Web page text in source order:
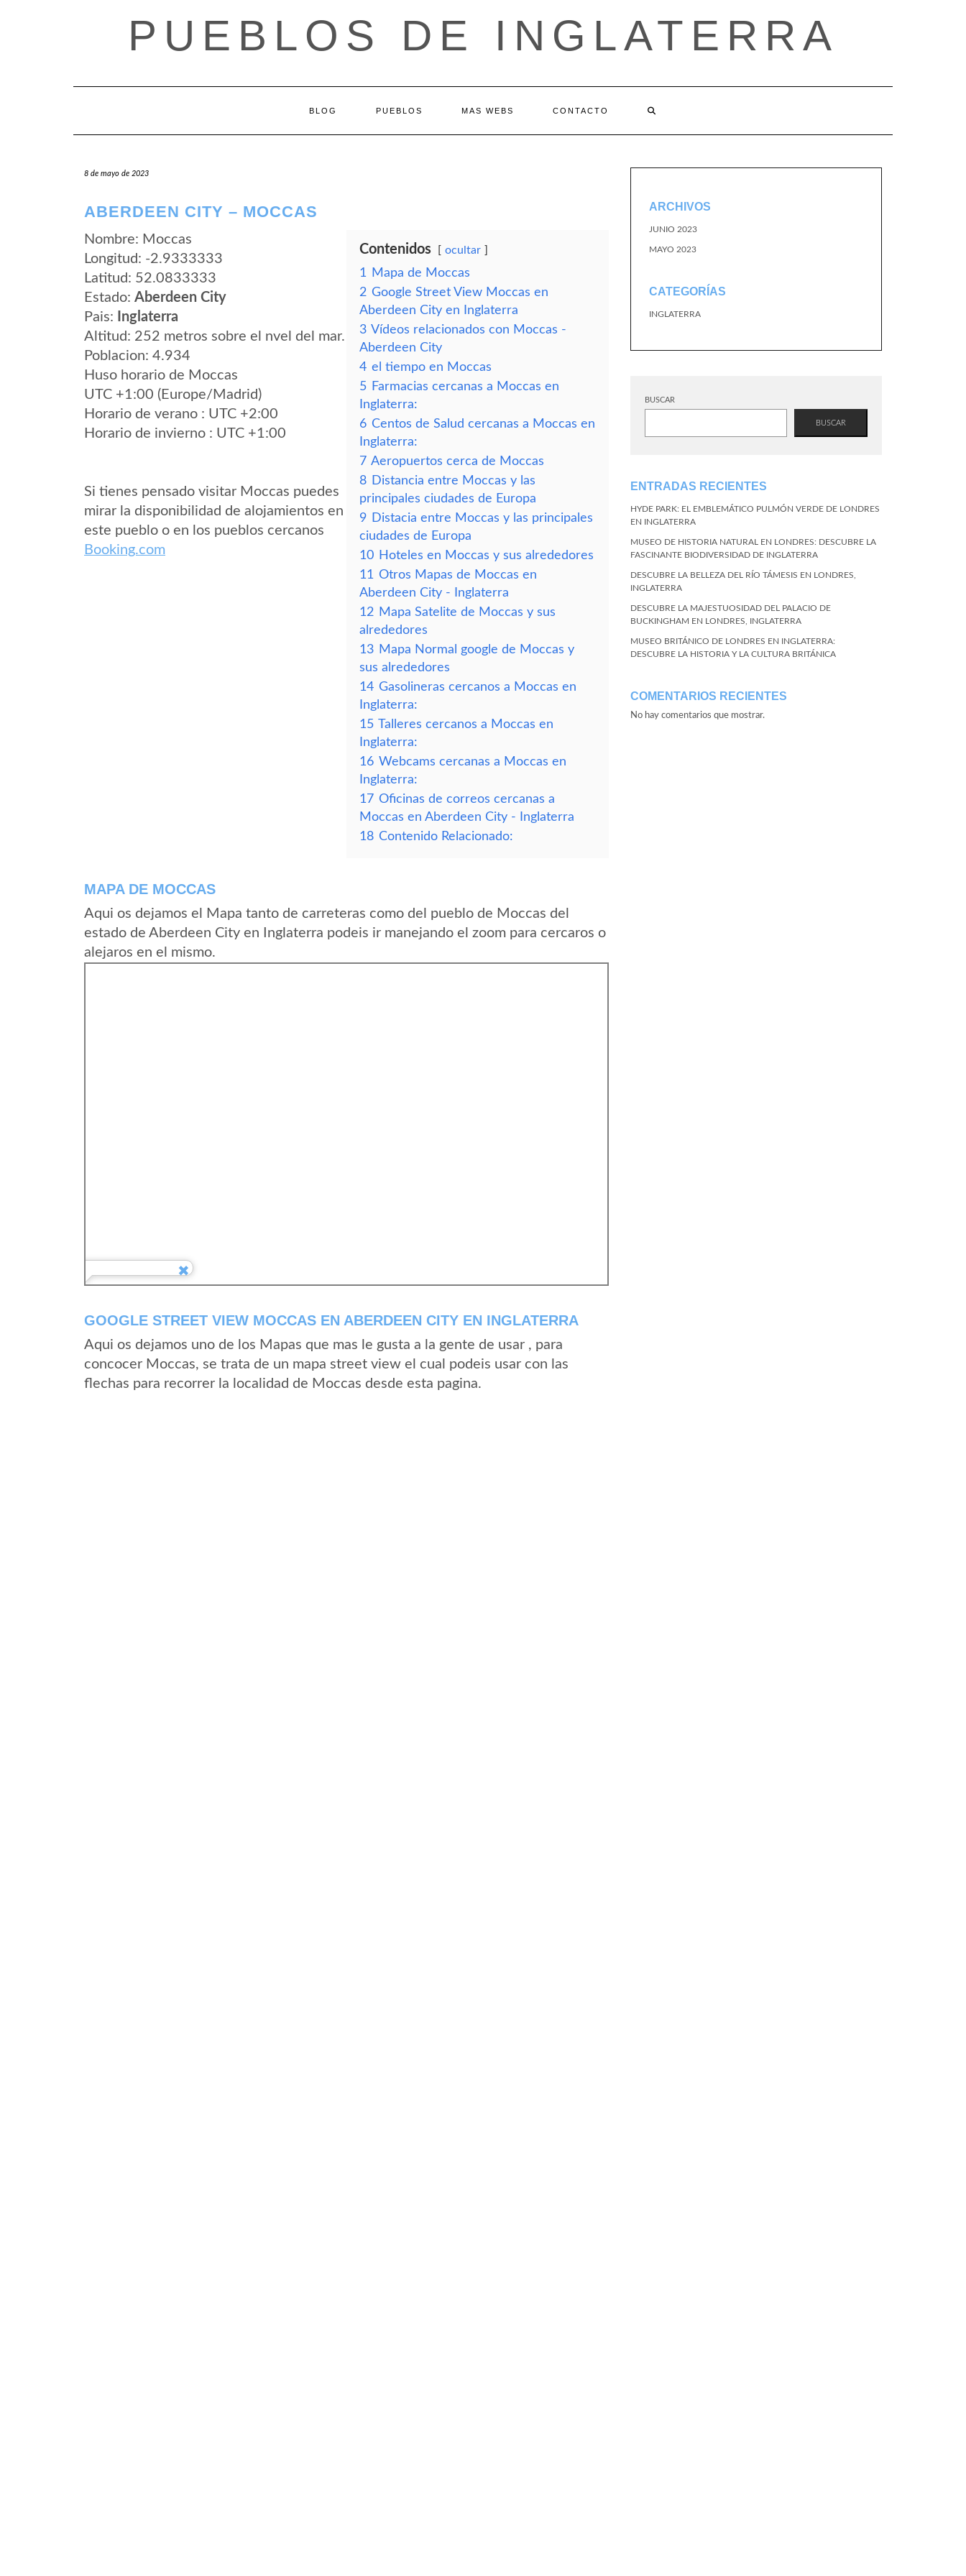
PUEBLOS DE INGLATERRA
BLOG PUEBLOS MAS WEBS CONTACTO
8 de mayo de 2023
ABERDEEN CITY – MOCCAS
Nombre: Moccas
Longitud: -2.9333333
Latitud: 52.0833333
Estado: Aberdeen City
Pais:
Inglaterra
Altitud: 252 metros sobre el nvel del mar.
Poblacion: 4.934
Huso horario de Moccas
UTC +1:00 (Europe/Madrid)
Horario de verano : UTC +2:00
Horario de invierno : UTC +1:00
Si tienes pensado visitar Moccas puedes
mirar la disponibilidad de alojamientos en
este pueblo o en los pueblos cercanos
Booking.com
Contenidos ocultar
1
Mapa de Moccas
2 Google Street View Moccas en
Aberdeen City en Inglaterra
3 Vídeos relacionados con Moccas -
Aberdeen City
4 el tiempo en Moccas
5 Farmacias cercanas a Moccas en
Inglaterra:
6 Centos de Salud cercanas a Moccas en
Inglaterra:
7 Aeropuertos cerca de Moccas
8 Distancia entre Moccas y las
principales ciudades de Europa
9 Distacia entre Moccas y las principales
ciudades de Europa
10 Hoteles en Moccas y sus alrededores
11 Otros Mapas de Moccas en
Aberdeen City - Inglaterra
12 Mapa Satelite de Moccas y sus
alrededores
13 Mapa Normal google de Moccas y
sus alrededores
14 Gasolineras cercanos a Moccas en
Inglaterra:
15 Talleres cercanos a Moccas en
Inglaterra:
16 Webcams cercanas a Moccas en
Inglaterra:
17 Oficinas de correos cercanas a
Moccas en Aberdeen City - Inglaterra
18 Contenido Relacionado:
MAPA DE MOCCAS
Aqui os dejamos el Mapa tanto de carreteras como del pueblo de Moccas del
estado de Aberdeen City en Inglaterra podeis ir manejando el zoom para cercaros o
alejaros en el mismo.
GOOGLE STREET VIEW MOCCAS EN ABERDEEN CITY EN INGLATERRA
Aqui os dejamos uno de los Mapas que mas le gusta a la gente de usar , para
concocer Moccas, se trata de un mapa street view el cual podeis usar con las
flechas para recorrer la localidad de Moccas desde esta pagina.
ARCHIVOS
JUNIO 2023
MAYO 2023
CATEGORÍAS
INGLATERRA
BUSCAR
BUSCAR
ENTRADAS RECIENTES
HYDE PARK: EL EMBLEMÁTICO PULMÓN VERDE DE LONDRES
EN INGLATERRA
MUSEO DE HISTORIA NATURAL EN LONDRES: DESCUBRE LA
FASCINANTE BIODIVERSIDAD DE INGLATERRA
DESCUBRE LA BELLEZA DEL RÍO TÁMESIS EN LONDRES,
INGLATERRA
DESCUBRE LA MAJESTUOSIDAD DEL PALACIO DE
BUCKINGHAM EN LONDRES, INGLATERRA
MUSEO BRITÁNICO DE LONDRES EN INGLATERRA:
DESCUBRE LA HISTORIA Y LA CULTURA BRITÁNICA
COMENTARIOS RECIENTES
No hay comentarios que mostrar.